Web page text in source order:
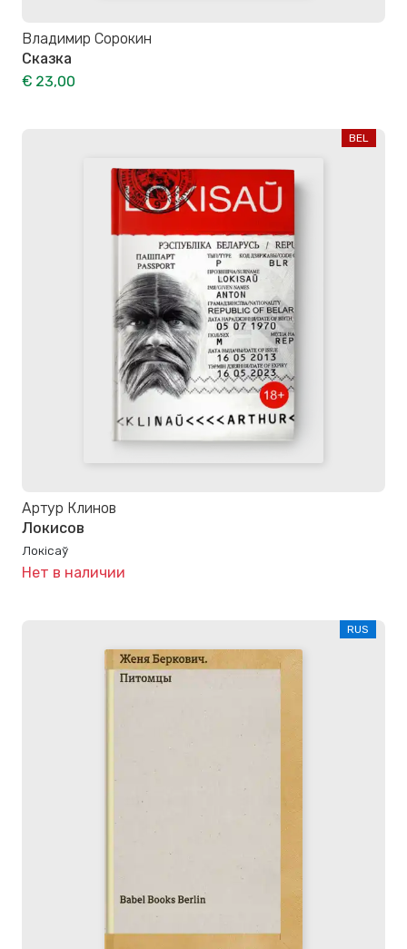
Владимир Сорокин
Сказка
€ 23,00
BEL
Артур Клинов
Локисов
Локісаў
Нет в наличии
RUS